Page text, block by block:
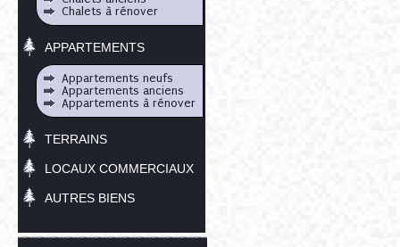
Chalets à rénover
APPARTEMENTS
Appartements neufs
Appartements anciens
Appartements à rénover
TERRAINS
LOCAUX COMMERCIAUX
AUTRES BIENS